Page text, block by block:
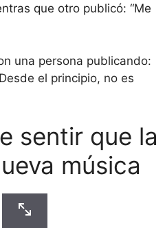
que otro publicó: “Me
una persona publicando:
el principio, no es
sentir que la
música